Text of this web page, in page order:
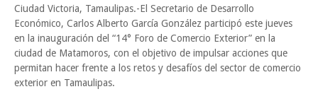
Ciudad Victoria, Tamaulipas.-El Secretario de Desarrollo
Económico, Carlos Alberto García González participó este jueves
en la inauguración del “14° Foro de Comercio Exterior” en la
ciudad de Matamoros, con el objetivo de impulsar acciones que
permitan hacer frente a los retos y desafíos del sector de comercio
exterior en Tamaulipas.